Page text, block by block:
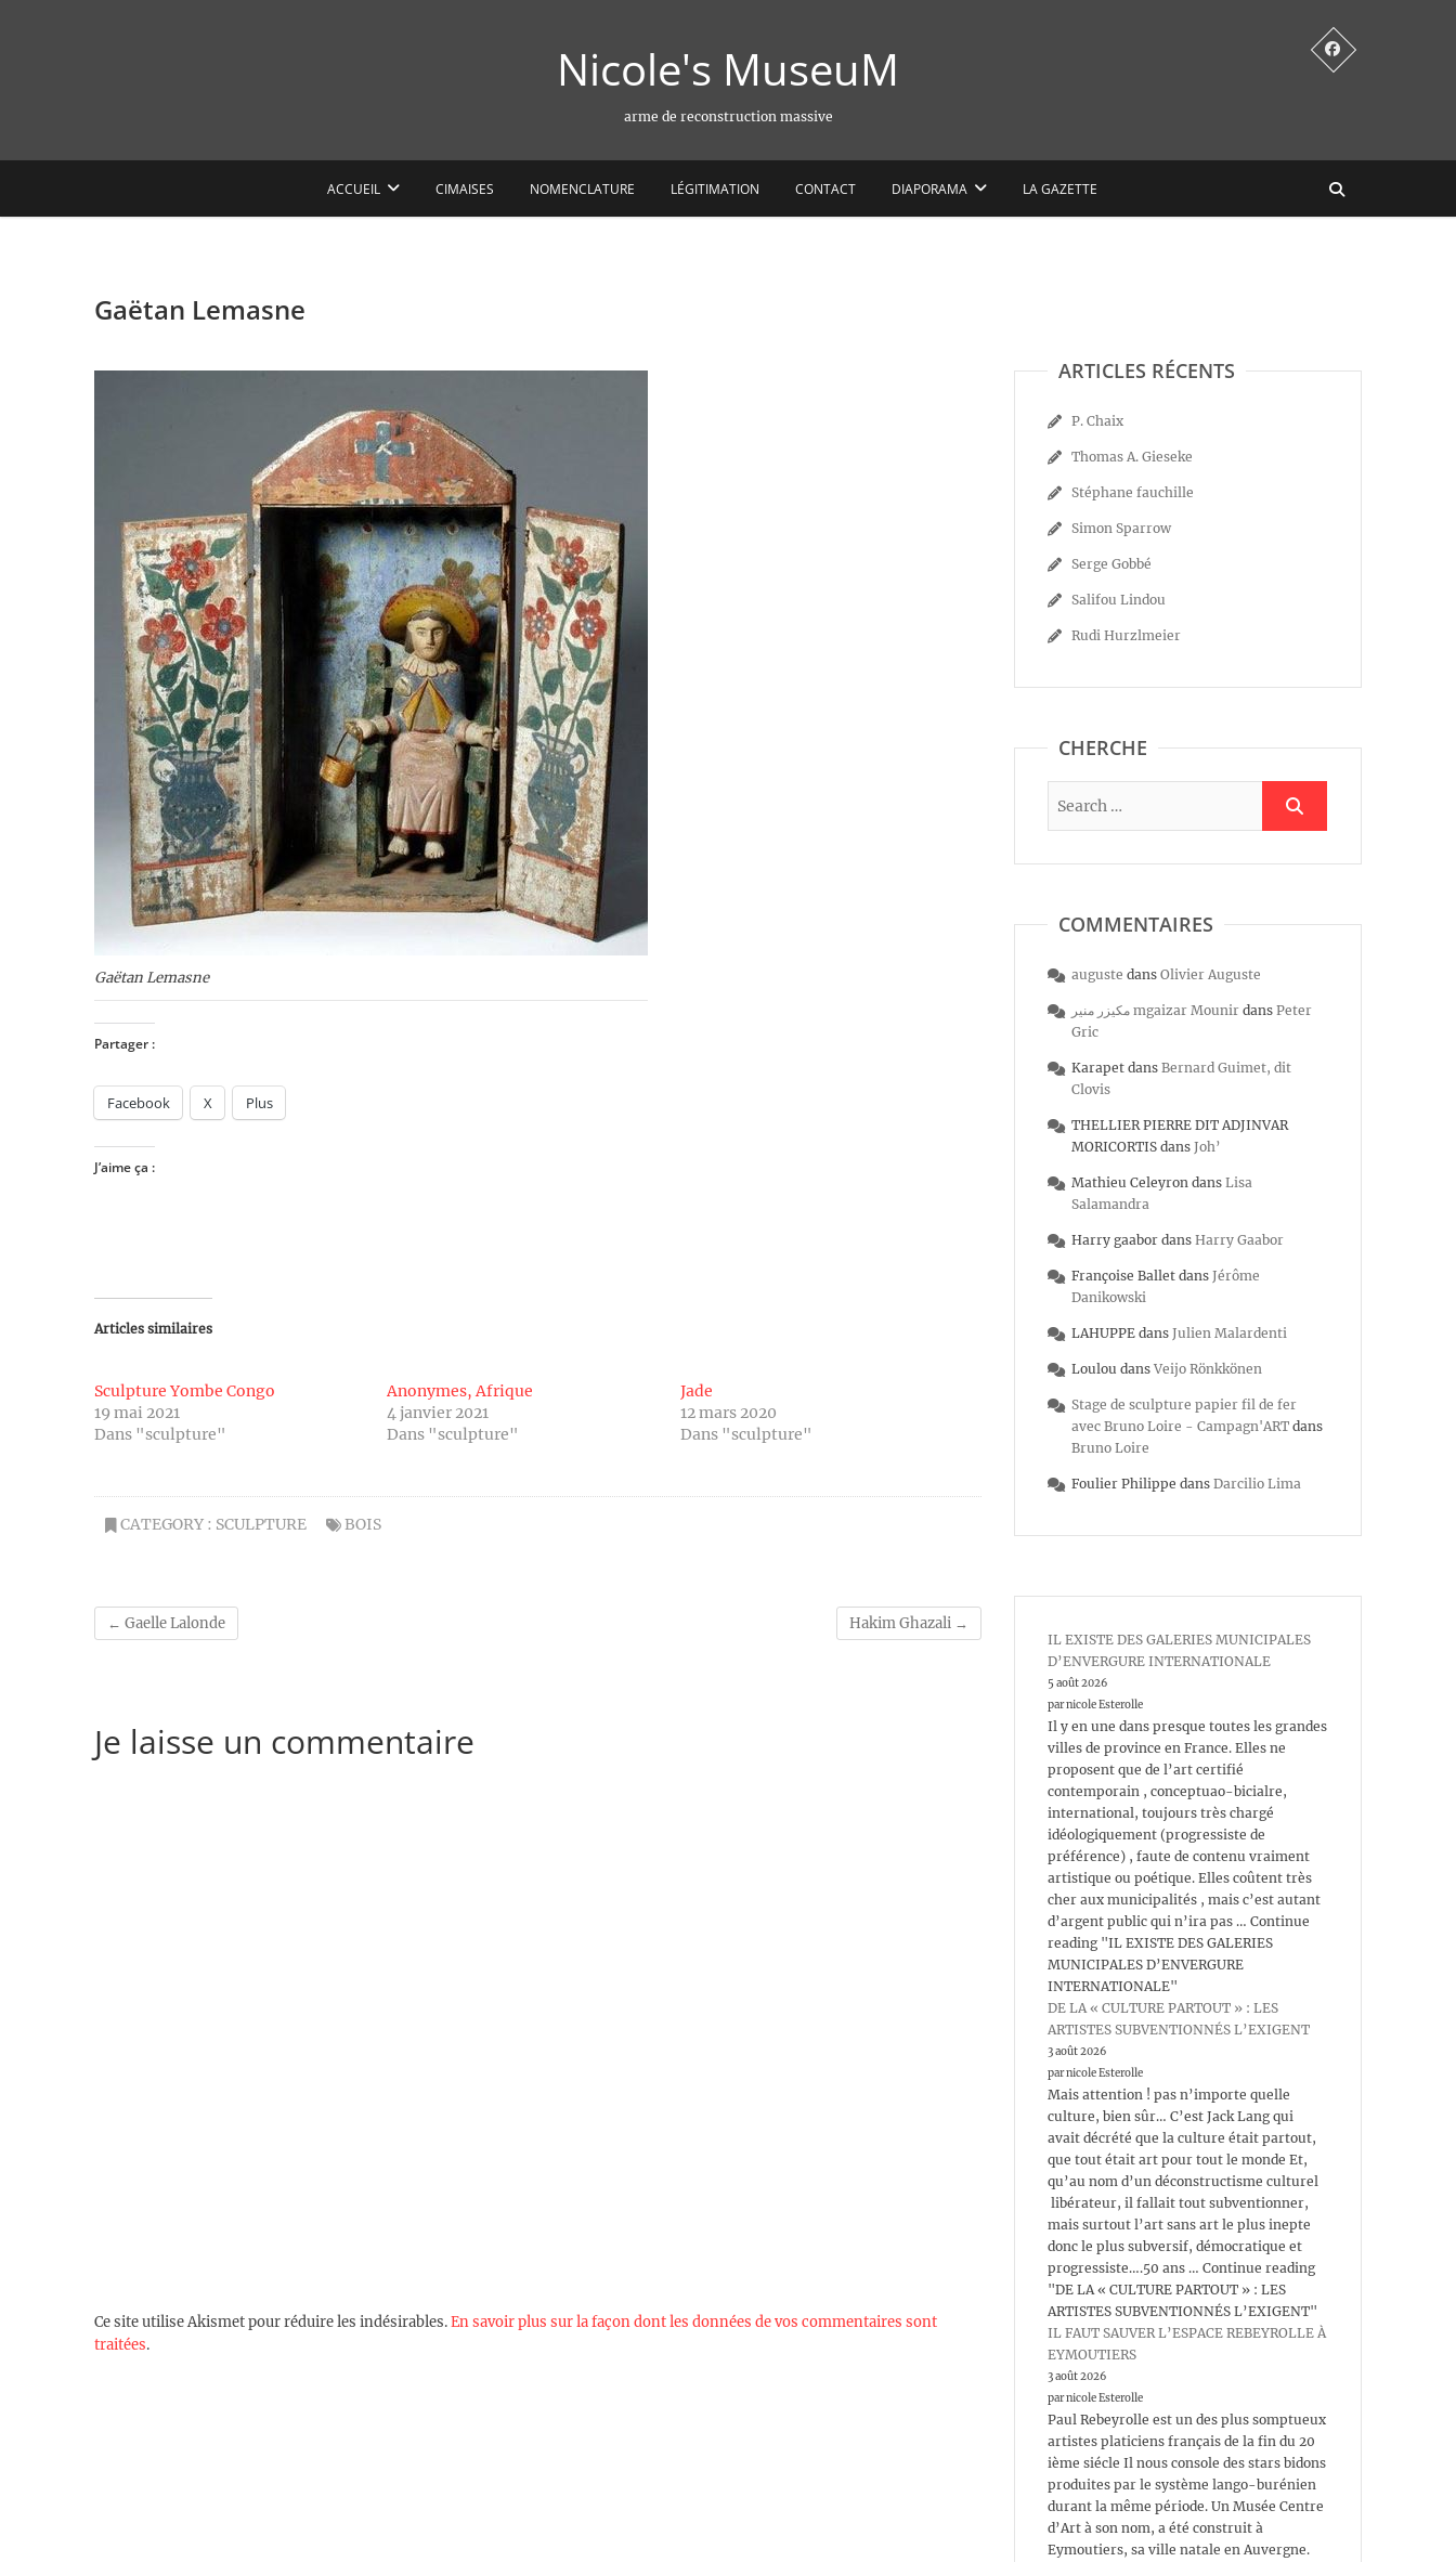
Nicole's MuseuM
arme de reconstruction massive
ACCUEIL CIMAISES NOMENCLATURE LÉGITIMATION CONTACT DIAPORAMA LA GAZETTE
Gaëtan Lemasne
Gaëtan Lemasne
Partager :
Facebook X Plus
J’aime ça :
Articles similaires
Sculpture Yombe Congo
19 mai 2021
Dans "sculpture"
Anonymes, Afrique
4 janvier 2021
Dans "sculpture"
Jade
12 mars 2020
Dans "sculpture"
CATEGORY : SCULPTURE BOIS
← Gaelle Lalonde Hakim Ghazali →
Je laisse un commentaire
Ce site utilise Akismet pour réduire les indésirables.En savoir plus sur la façon dont les données de vos commentaires sont
traitées.
ARTICLES RÉCENTS
P. Chaix
Thomas A. Gieseke
Stéphane fauchille
Simon Sparrow
Serge Gobbé
Salifou Lindou
Rudi Hurzlmeier
CHERCHE
COMMENTAIRES
auguste dans Olivier Auguste
مكيزر منير mgaizar Mounir dans Peter
Gric
Karapet dans Bernard Guimet, dit
Clovis
THELLIER PIERRE DIT ADJINVAR
MORICORTIS dans Joh’
Mathieu Celeyron dans Lisa
Salamandra
Harry gaabor dans Harry Gaabor
Françoise Ballet dans Jérôme
Danikowski
LAHUPPE dans Julien Malardenti
Loulou dans Veijo Rönkkönen
Stage de sculpture papier fil de fer
avec Bruno Loire - Campagn'ART dans
Bruno Loire
Foulier Philippe dans Darcilio Lima
IL EXISTE DES GALERIES MUNICIPALES
D’ENVERGURE INTERNATIONALE
5 août 2026
par nicole Esterolle
Il y en une dans presque toutes les grandes
villes de province en France. Elles ne
proposent que de l’art certifié
contemporain , conceptuao-bicialre,
international, toujours très chargé
idéologiquement (progressiste de
préférence) , faute de contenu vraiment
artistique ou poétique. Elles coûtent très
cher aux municipalités , mais c’est autant
d’argent public qui n’ira pas … Continue
reading "IL EXISTE DES GALERIES
MUNICIPALES D’ENVERGURE
INTERNATIONALE"
DE LA « CULTURE PARTOUT » : LES
ARTISTES SUBVENTIONNÉS L’EXIGENT
3 août 2026
par nicole Esterolle
Mais attention ! pas n’importe quelle
culture, bien sûr… C’est Jack Lang qui
avait décrété que la culture était partout,
que tout était art pour tout le monde Et,
qu’au nom d’un déconstructisme culturel
libérateur, il fallait tout subventionner,
mais surtout l’art sans art le plus inepte
donc le plus subversif, démocratique et
progressiste….50 ans … Continue reading
"DE LA « CULTURE PARTOUT » : LES
ARTISTES SUBVENTIONNÉS L’EXIGENT"
IL FAUT SAUVER L’ESPACE REBEYROLLE À
EYMOUTIERS
3 août 2026
par nicole Esterolle
Paul Rebeyrolle est un des plus somptueux
artistes platiciens français de la fin du 20
ième siécle Il nous console des stars bidons
produites par le système lango-burénien
durant la même période. Un Musée Centre
d’Art à son nom, a été construit à
Eymoutiers, sa ville natale en Auvergne.